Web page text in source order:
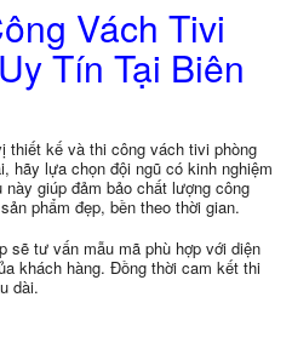
Vách Tivi
Tín Tại Biên
thiết kế và thi công vách tivi phòng
hãy lựa chọn đội ngũ có kinh nghiệm
giúp đảm bảo chất lượng công
phẩm đẹp, bền theo thời gian.
sẽ tư vấn mẫu mã phù hợp với diện
khách hàng. Đồng thời cam kết thi
dài.